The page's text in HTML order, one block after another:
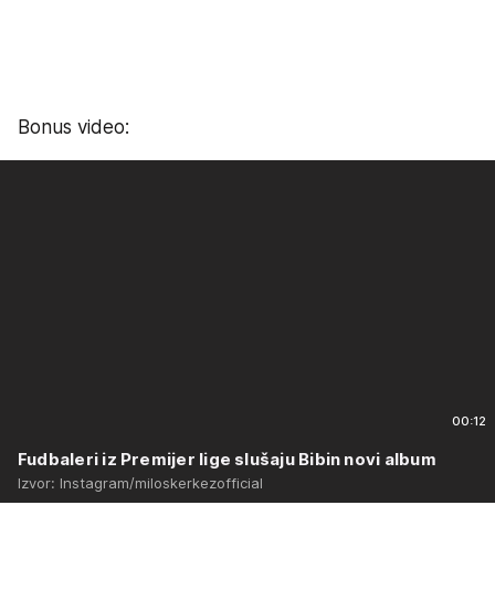
Bonus video:
00:12
Fudbaleri iz Premijer lige slušaju Bibin novi album
Izvor: Instagram/miloskerkezofficial